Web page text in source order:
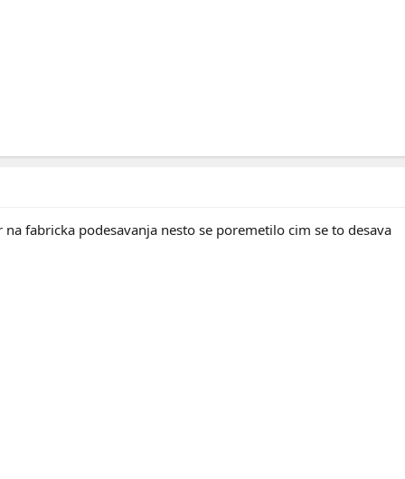
fabricka podesavanja nesto se poremetilo cim se to desava